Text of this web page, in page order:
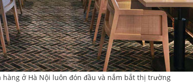
hàng ở Hà Nội luôn đón đầu và nắm bắt thị trường